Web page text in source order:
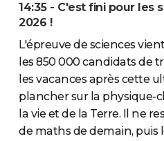
14:35 - C'est fini pour les
2026 !
L'épreuve de sciences
les 850 000 candidats de
les vacances après cette
plancher sur la physique-
la vie et de la Terre. Il ne
de maths de demain, puis